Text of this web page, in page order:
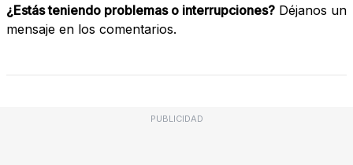
¿Estás teniendo problemas o interrupciones? Déjanos un
mensaje en los comentarios.
PUBLICIDAD